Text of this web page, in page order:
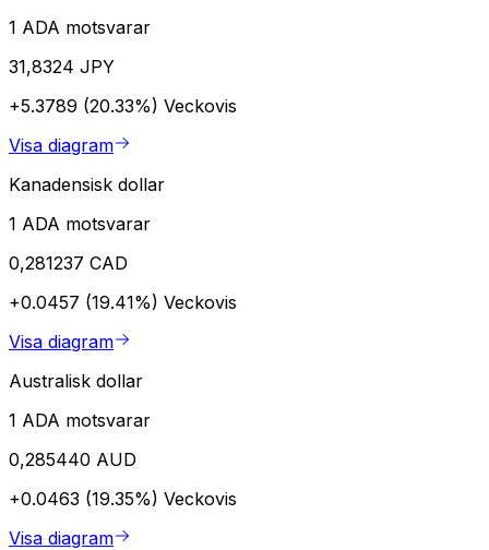
1 ADA motsvarar
31,8324 JPY
+5.3789 (20.33%) Veckovis
Visa diagram
Kanadensisk dollar
1 ADA motsvarar
0,281237 CAD
+0.0457 (19.41%) Veckovis
Visa diagram
Australisk dollar
1 ADA motsvarar
0,285440 AUD
+0.0463 (19.35%) Veckovis
Visa diagram